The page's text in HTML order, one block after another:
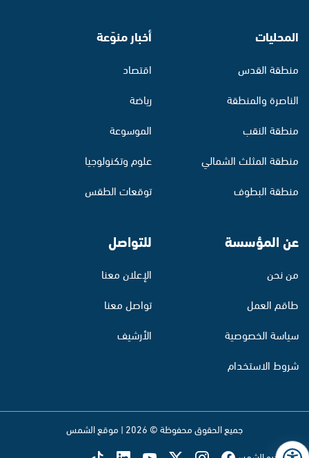
المحليات
منطقة القدس
الناصرة والمنطقة
منطقة النقب
منطقة المثلث الشمالي
منطقة البطوف
أخبار منوّعة
اقتصاد
رياضة
الموسوعة
علوم وتكنولوجيا
توقعات الطقس
عن المؤسسة
من نحن
طاقم العمل
سياسة الخصوصية
شروط الاستخدام
للتواصل
الإعلان معنا
تواصل معنا
الأرشيف
جميع الحقوق محفوظة © 2026 | موقع الشمس